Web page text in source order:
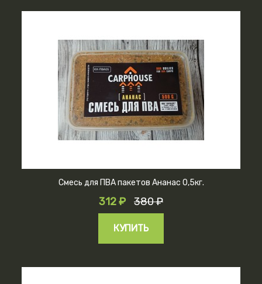
Смесь для ПВА пакетов Ананас 0,5кг.
312 ₽ 380 ₽
КУПИТЬ